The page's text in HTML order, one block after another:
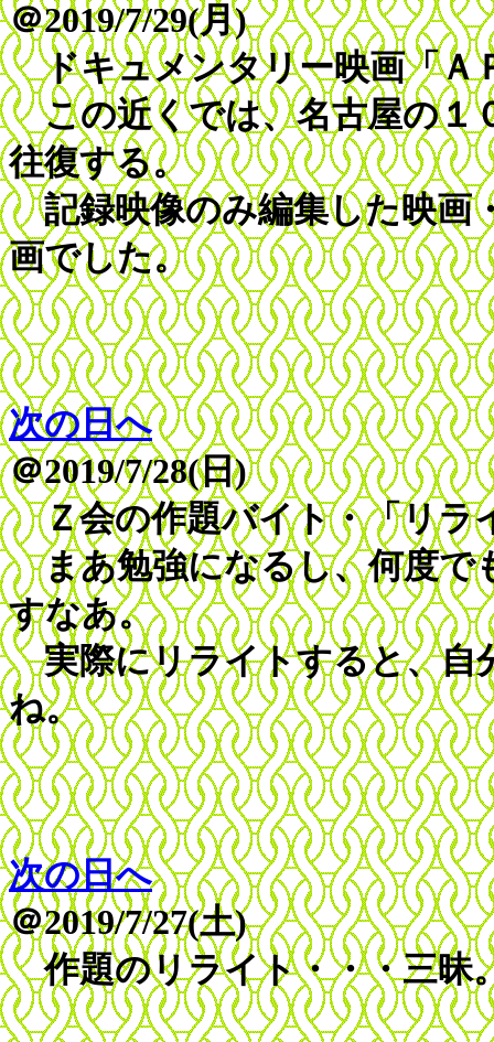
＠2019/7/29(月)
ドキュメンタリー映画「Ａ
この近くでは、名古屋の１
往復する。
記録映像のみ編集した映画
画でした。
次の日へ
＠2019/7/28(日)
Ｚ会の作題バイト・「リラ
まあ勉強になるし、何度で
すなあ。
実際にリライトすると、自
ね。
次の日へ
＠2019/7/27(土)
作題のリライト・・・三昧